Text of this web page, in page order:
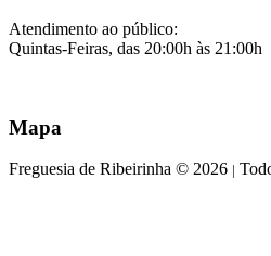
Atendimento ao público:
Quintas-Feiras, das 20:00h às 21:00h
Mapa
Freguesia de Ribeirinha © 2026 |